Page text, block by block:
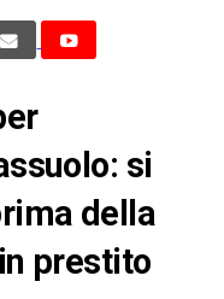
si
della
prestito